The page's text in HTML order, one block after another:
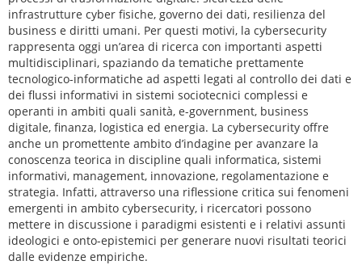
infrastrutture cyber fisiche, governo dei dati, resilienza del
business e diritti umani. Per questi motivi, la cybersecurity
rappresenta oggi un’area di ricerca con importanti aspetti
multidisciplinari, spaziando da tematiche prettamente
tecnologico-informatiche ad aspetti legati al controllo dei dati e
dei flussi informativi in sistemi sociotecnici complessi e
operanti in ambiti quali sanità, e-government, business
digitale, finanza, logistica ed energia. La cybersecurity offre
anche un promettente ambito d’indagine per avanzare la
conoscenza teorica in discipline quali informatica, sistemi
informativi, management, innovazione, regolamentazione e
strategia. Infatti, attraverso una riflessione critica sui fenomeni
emergenti in ambito cybersecurity, i ricercatori possono
mettere in discussione i paradigmi esistenti e i relativi assunti
ideologici e onto-epistemici per generare nuovi risultati teorici
dalle evidenze empiriche.